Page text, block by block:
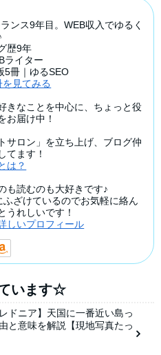
ンス9年目。WEB収入でゆるく
歴9年
イター
冊｜ゆるSEO
見てみる
きなことを中心に、ちょっと役
お届け中！
サロン」を立ち上げ、ブログ仲
てます！
は？
も読むのも大好きです♪
ふざけているのでお気軽に絡ん
うれしいです！
しいプロフィール
います☆
ドニア】天国に一番近い島っ
と意味を解説【現地写真たっ